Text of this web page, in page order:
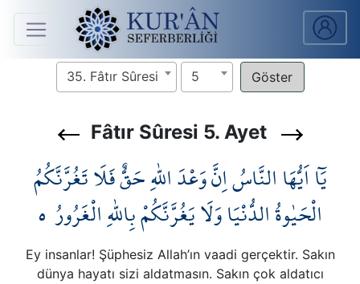
Anasayfa
Ders
V.
Notları
35. Fâtır Sûresi 5
Fâtır Sûresi 5. Ayet
يَٓا اَيُّهَا النَّاسُ اِنَّ وَعْدَ اللّٰهِ حَقٌّ فَلَا تَغُرَّنَّكُمُ
الْحَيٰوةُ الدُّنْيَا۠ وَلَا يَغُرَّنَّكُمْ بِاللّٰهِ الْغَرُورُ ٥
Ey insanlar! Şüphesiz Allah’ın vaadi gerçektir. Sakın
dünya hayatı sizi aldatmasın. Sakın çok aldatıcı